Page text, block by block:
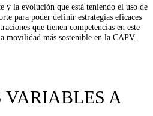
y la evolución que está teniendo el uso de
para poder definir estrategias eficaces
que tienen competencias en este
movilidad más sostenible en la CAPV.
VARIABLES A